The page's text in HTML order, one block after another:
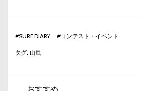
#SURF DIARY #コンテスト・イベント
タグ: 山嵐
おすすめ